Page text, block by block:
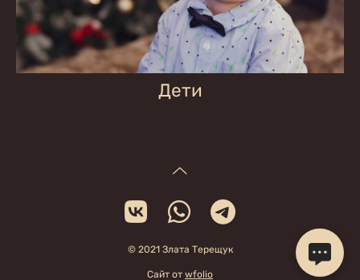
Дети
© 2021 Злата Терещук
Сайт от wfolio